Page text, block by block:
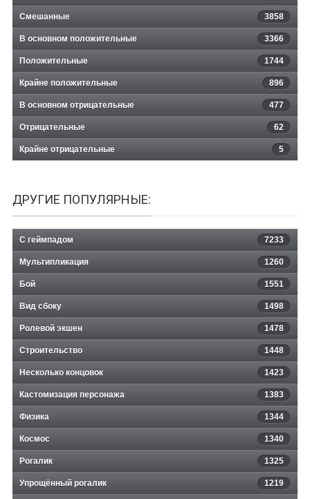
Смешанные 3858
В основном положительные 3366
Положительные 1744
Крайне положительные 896
В основном отрицательные 477
Отрицательные 62
Крайне отрицательные 5
ДРУГИЕ ПОПУЛЯРНЫЕ:
С геймпадом 7233
Мультипликация 1260
Бой 1551
Вид сбоку 1498
Ролевой экшен 1478
Строительство 1448
Несколько концовок 1423
Кастомизация персонажа 1383
Физика 1344
Космос 1340
Рогалик 1325
Упрощённый рогалик 1219